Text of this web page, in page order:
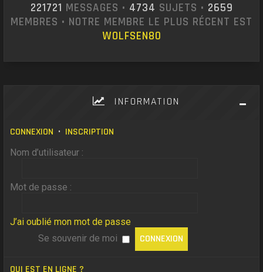
221721 MESSAGES • 4734 SUJETS • 2659
MEMBRES • NOTRE MEMBRE LE PLUS RÉCENT EST
WOLFSEN80
INFORMATION
CONNEXION • INSCRIPTION
Nom d’utilisateur :
Mot de passe :
J’ai oublié mon mot de passe
Se souvenir de moi
QUI EST EN LIGNE ?